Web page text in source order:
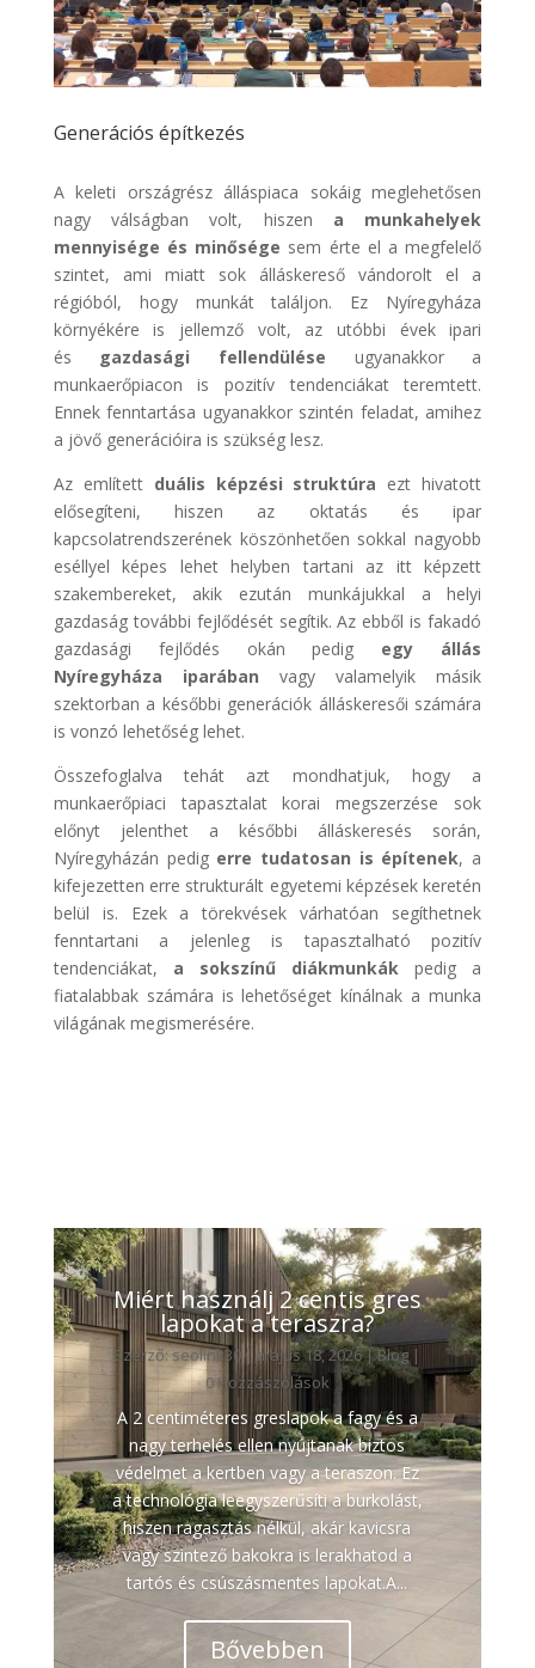
Generációs építkezés
A keleti országrész álláspiaca sokáig meglehetősen
nagy válságban volt, hiszen
a munkahelyek
mennyisége és minősége sem érte el a megfelelő
szintet, ami miatt sok álláskereső vándorolt el a
régióból, hogy munkát találjon. Ez Nyíregyháza
környékére is jellemző volt, az utóbbi évek ipari
és
gazdasági fellendülése
ugyanakkor a
munkaerőpiacon is pozitív tendenciákat teremtett.
Ennek fenntartása ugyanakkor szintén feladat, amihez
a jövő generációira is szükség lesz.
Az említett duális képzési struktúra ezt hivatott
elősegíteni, hiszen az oktatás és ipar
kapcsolatrendszerének köszönhetően sokkal nagyobb
eséllyel képes lehet helyben tartani az itt képzett
szakembereket, akik ezután munkájukkal a helyi
gazdaság további fejlődését segítik. Az ebből is fakadó
gazdasági fejlődés okán pedig
egy állás
Nyíregyháza iparában
vagy valamelyik másik
szektorban a későbbi generációk álláskeresői számára
is vonzó lehetőség lehet.
Összefoglalva tehát azt mondhatjuk, hogy a
munkaerőpiaci tapasztalat korai megszerzése sok
előnyt jelenthet a későbbi álláskeresés során,
Nyíregyházán pedig erre tudatosan is építenek, a
kifejezetten erre strukturált egyetemi képzések keretén
belül is. Ezek a törekvések várhatóan segíthetnek
fenntartani a jelenleg is tapasztalható pozitív
tendenciákat,
a sokszínű diákmunkák
pedig a
fiatalabbak számára is lehetőséget kínálnak a munka
világának megismerésére.
Miért használj 2 centis gres
lapokat a teraszra?
Szerző:seolink30| május 18, 2026|Blog |
0 Hozzászólások
A 2 centiméteres greslapok a fagy és a
nagy terhelés ellen nyújtanak biztos
védelmet a kertben vagy a teraszon. Ez
a technológia leegyszerűsíti a burkolást,
hiszen ragasztás nélkül, akár kavicsra
vagy szintező bakokra is lerakhatod a
tartós és csúszásmentes lapokat.A...
Bővebben